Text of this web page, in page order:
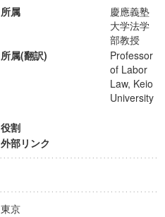
所属
慶應義塾
大学法学
部教授
所属(翻訳)
Professor
of Labor
Law, Keio
University
役割
外部リンク
東京